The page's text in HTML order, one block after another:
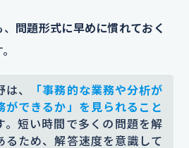
問題形式に早めに慣れておく
、
「事務的な業務や分析が
ができるか」を見られること
。短い時間で多くの問題を解
るため、解答速度を意識して